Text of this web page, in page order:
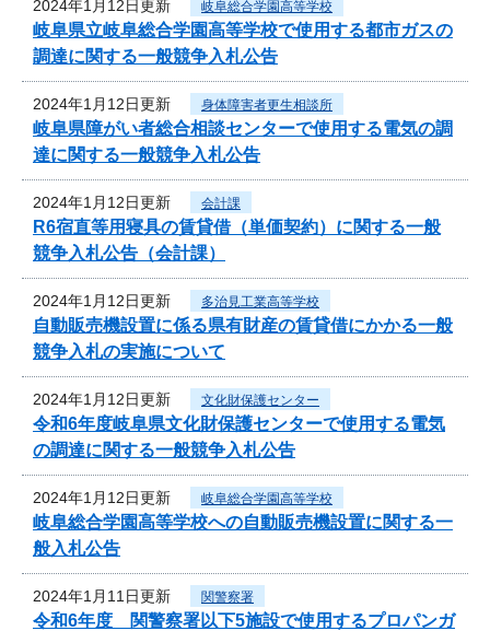
2024年1月12日更新 岐阜総合学園高等学校
岐阜県立岐阜総合学園高等学校で使用する都市ガスの
調達に関する一般競争入札公告
2024年1月12日更新 身体障害者更生相談所
岐阜県障がい者総合相談センターで使用する電気の調
達に関する一般競争入札公告
2024年1月12日更新 会計課
R6宿直等用寝具の賃貸借（単価契約）に関する一般
競争入札公告（会計課）
2024年1月12日更新 多治見工業高等学校
自動販売機設置に係る県有財産の賃貸借にかかる一般
競争入札の実施について
2024年1月12日更新 文化財保護センター
令和6年度岐阜県文化財保護センターで使用する電気
の調達に関する一般競争入札公告
2024年1月12日更新 岐阜総合学園高等学校
岐阜総合学園高等学校への自動販売機設置に関する一
般入札公告
2024年1月11日更新 関警察署
令和6年度 関警察署以下5施設で使用するプロパンガ